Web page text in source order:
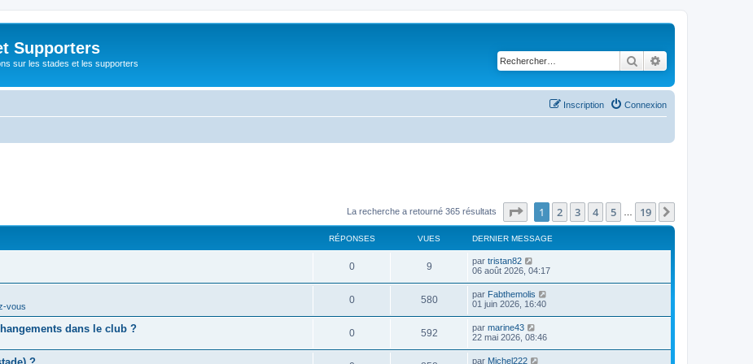
Supporters
sur les stades et les supporters Rechercher
Connexion
Inscription
La recherche a retourné 365 résultats Page sur19
1 2 3 4 5 19
RÉPONSES VUES DERNIER MESSAGE
0 9 par tristan82
06 août 2026, 04:17
vous
0 580 par Fabthemolis
01 juin 2026, 16:40
dans le club ? 0 592 par marine43
22 mai 2026, 08:46
par Michel222